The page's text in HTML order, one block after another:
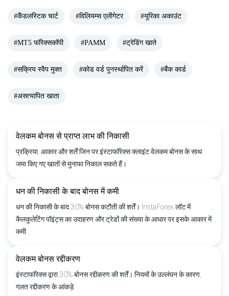
#कैंडलस्टिक चार्ट #विलियम्स एलीगेटर #यूरिका अकाउंट
#MT5 फॉरेक्सकॉपी #PAMM #ट्रेडिंग खाते
#सक्रिय स्वैप मुक्त #कोड वर्ड पुनर्स्थापित करें #बैंक कार्ड
#असत्यापित खाता
वेलकम बोनस से प्राप्त लाभ की निकासी
प्रक्रिया, आकार और शर्तें जिन पर इंस्टाफॉरेक्स क्लाइंट वेलकम बोनस के साथ
जमा किए गए खातों से मुनाफा निकाल सकते हैं।
धन की निकासी के बाद बोनस में कमी
धन की निकासी के बाद 30% बोनस कटौती की शर्तें। InstaForex लॉट में
कैलकुलेटिंग पॉइंट्स का उदाहरण और ट्रेडों की संख्या के आधार पर इसके आकार में
कमी
वेलकम बोनस रद्दीकरण
इंस्टाफॉरेक्स द्वारा 30% बोनस रद्दीकरण की शर्तें। नियमों के उल्लंघन के कारण,
गलत रद्दीकरण के आंकड़े